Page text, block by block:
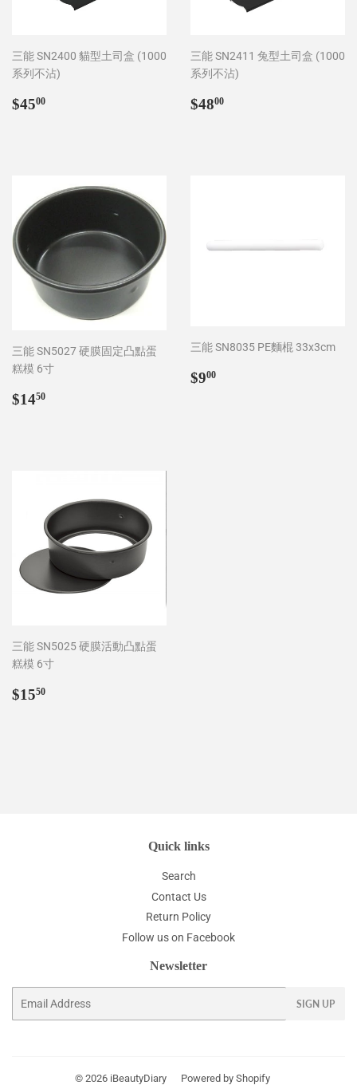
三能 SN2400 貓型土司盒 (1000
系列不沾)
Regular
$4500
三能 SN2411 兔型土司盒 (1000
系列不沾)
Regular
$4800
三能 SN5027 硬膜固定凸點蛋
糕模 6寸
Regular
$1450
三能 SN8035 PE麵棍 33x3cm
Regular
$900
三能 SN5025 硬膜活動凸點蛋
糕模 6寸
Regular
$1550
Quick links
Search
Contact Us
Return Policy
Follow us on Facebook
Newsletter
SIGN UP
© 2026 iBeautyDiary Powered by Shopify